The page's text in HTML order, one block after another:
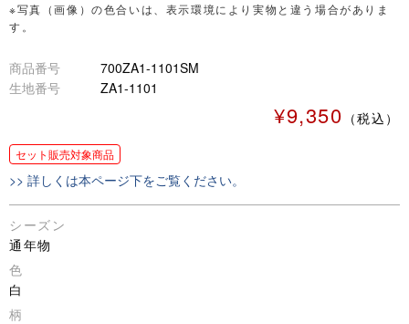
※写真（画像）の色合いは、表示環境により実物と違う場合がありま
す。
商品番号
700ZA1-1101SM
生地番号
ZA1-1101
¥9,350 （税込）
セット販売対象商品
>> 詳しくは本ページ下をご覧ください。
シーズン
通年物
色
白
柄